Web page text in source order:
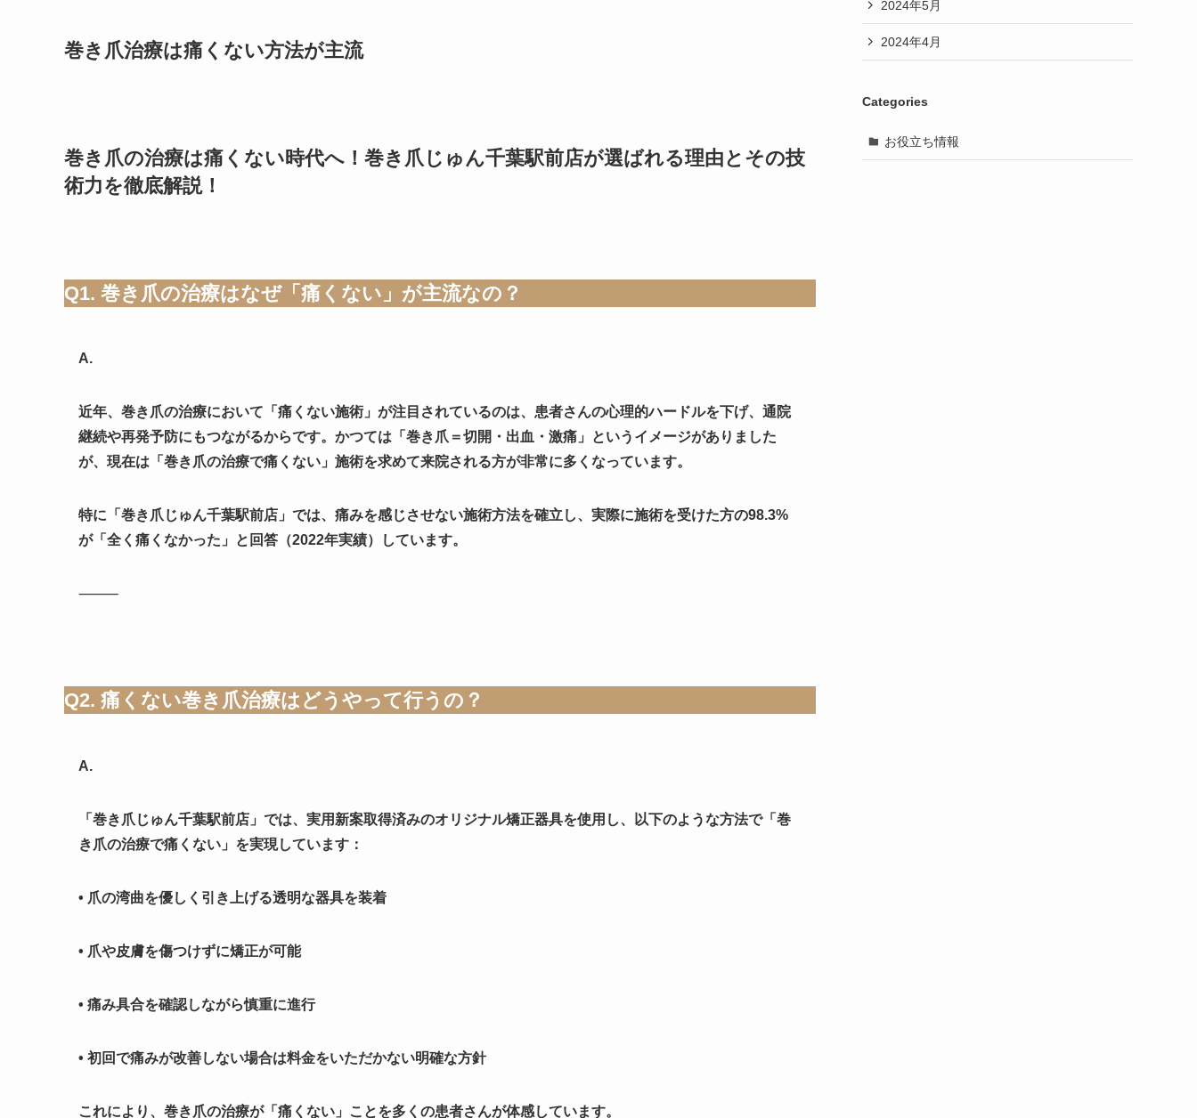
巻き爪治療は痛くない方法が主流
巻き爪の治療は痛くない時代へ！巻き爪じゅん千葉駅前店が選ばれる理由とその技
術力を徹底解説！
Q1. 巻き爪の治療はなぜ「痛くない」が主流なの？
A.
近年、巻き爪の治療において「痛くない施術」が注目されているのは、患者さんの心理的ハードルを下げ、通院
継続や再発予防にもつながるからです。かつては「巻き爪＝切開・出血・激痛」というイメージがありました
が、現在は「巻き爪の治療で痛くない」施術を求めて来院される方が非常に多くなっています。
特に「巻き爪じゅん千葉駅前店」では、痛みを感じさせない施術方法を確立し、実際に施術を受けた方の98.3%
が「全く痛くなかった」と回答（2022年実績）しています。
⸻
Q2. 痛くない巻き爪治療はどうやって行うの？
A.
「巻き爪じゅん千葉駅前店」では、実用新案取得済みのオリジナル矯正器具を使用し、以下のような方法で「巻
き爪の治療で痛くない」を実現しています：
• 爪の湾曲を優しく引き上げる透明な器具を装着
• 爪や皮膚を傷つけずに矯正が可能
• 痛み具合を確認しながら慎重に進行
• 初回で痛みが改善しない場合は料金をいただかない明確な方針
これにより、巻き爪の治療が「痛くない」ことを多くの患者さんが体感しています。
2024年5月
2024年4月
Categories
お役立ち情報